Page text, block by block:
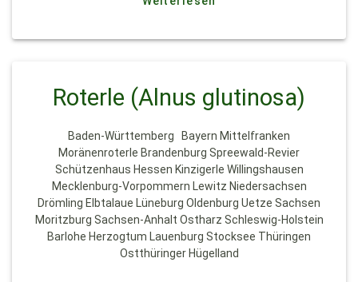
Roterle (Alnus glutinosa)
Baden-Württemberg Bayern Mittelfranken
Moränenroterle Brandenburg Spreewald-Revier
Schützenhaus Hessen Kinzigerle Willingshausen
Mecklenburg-Vorpommern Lewitz Niedersachsen
Drömling Elbtalaue Lüneburg Oldenburg Uetze Sachsen
Moritzburg Sachsen-Anhalt Ostharz Schleswig-Holstein
Barlohe Herzogtum Lauenburg Stocksee Thüringen
Ostthüringer Hügelland